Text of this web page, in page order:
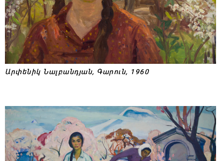
Արփենիկ Նալբանդյան, Գարուն, 1960